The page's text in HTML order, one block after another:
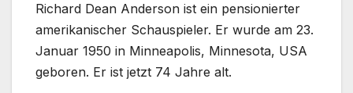
Richard Dean Anderson ist ein pensionierter
amerikanischer Schauspieler. Er wurde am 23.
Januar 1950 in Minneapolis, Minnesota, USA
geboren. Er ist jetzt 74 Jahre alt.